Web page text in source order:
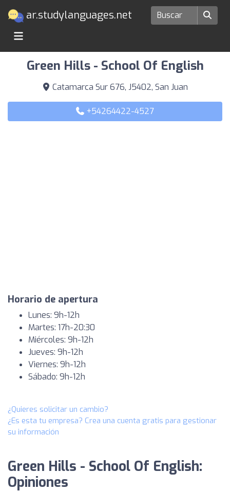
ar.studylanguages.net
Green Hills - School Of English
Catamarca Sur 676, J5402, San Juan
+54264422-4527
Horario de apertura
Lunes: 9h-12h
Martes: 17h-20:30
Miércoles: 9h-12h
Jueves: 9h-12h
Viernes: 9h-12h
Sábado: 9h-12h
¿Quieres solicitar un cambio?
¿Es esta tu empresa? Crea una cuenta gratis para gestionar
su información
Green Hills - School Of English:
Opiniones